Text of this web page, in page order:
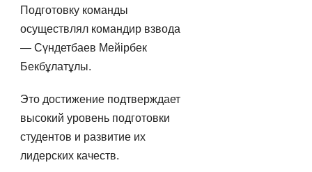
Подготовку команды
осуществлял командир взвода
— Сүндетбаев Мейірбек
Бекбұлатұлы.
Это достижение подтверждает
высокий уровень подготовки
студентов и развитие их
лидерских качеств.